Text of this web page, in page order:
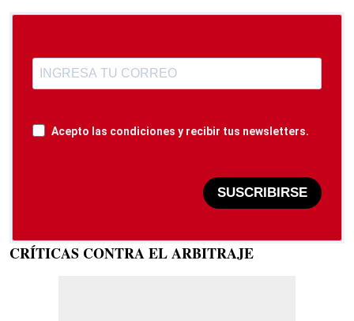
Acepto las condiciones y recibir tus newsletters.
SUSCRIBIRSE
CRÍTICAS CONTRA EL ARBITRAJE